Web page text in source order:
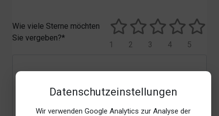
Datenschutzeinstellungen
Wir verwenden Google Analytics zur Analyse der
Wie viele Sterne möchten
Sie vergeben?*
5
4
3
2
1